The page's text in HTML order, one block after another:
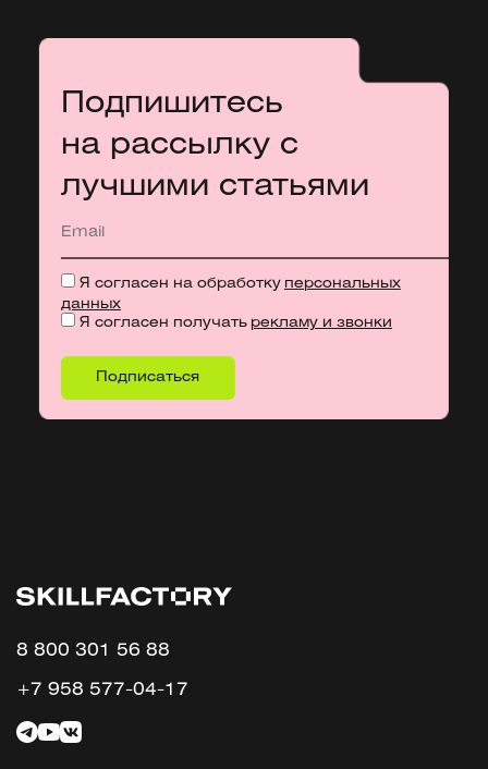
Подпишитесь
на рассылку с
лучшими статьями
Я согласен на обработку персональных
данных
Я согласен получать рекламу и звонки
8 800 301 56 88
+7 958 577-04-17